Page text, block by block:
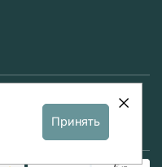
Принять